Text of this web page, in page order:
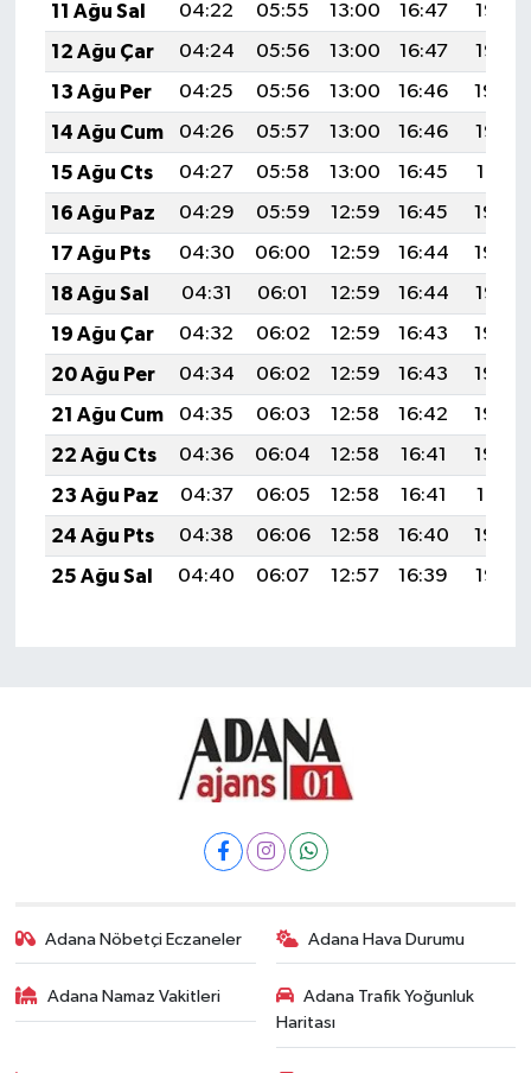
11 Ağu Sal
04:22 05:55 13:00 16:47
19:56
12 Ağu Çar
04:24 05:56 13:00 16:47
19:55
13 Ağu Per
04:25 05:56 13:00 16:46
19:54
14 Ağu Cum
04:26 05:57 13:00 16:46
19:53
15 Ağu Cts
04:27 05:58 13:00 16:45
19:51
16 Ağu Paz
04:29 05:59 12:59 16:45
19:50
17 Ağu Pts
04:30 06:00 12:59 16:44
19:49
18 Ağu Sal
04:31 06:01 12:59 16:44
19:47
19 Ağu Çar
04:32 06:02 12:59 16:43
19:46
20 Ağu Per
04:34 06:02 12:59 16:43
19:45
21 Ağu Cum
04:35 06:03 12:58 16:42
19:43
22 Ağu Cts
04:36 06:04 12:58 16:41
19:42
23 Ağu Paz
04:37 06:05 12:58 16:41
19:41
24 Ağu Pts
04:38 06:06 12:58 16:40
19:39
25 Ağu Sal
04:40 06:07 12:57 16:39 19:38
Adana Nöbetçi Eczaneler Adana Hava Durumu
Adana Namaz Vakitleri
Adana Trafik Yoğunluk
Haritası